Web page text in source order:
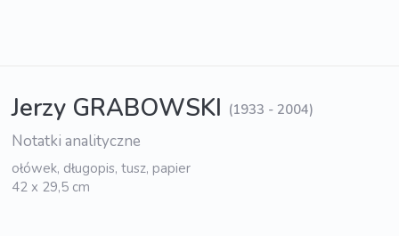
Jerzy GRABOWSKI (1933 - 2004)
Notatki analityczne
ołówek, długopis, tusz, papier
42 x 29,5 cm